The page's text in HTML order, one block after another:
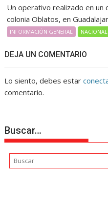
Un operativo realizado en un
colonia Oblatos, en
INFORMACIÓN GENERAL NACIONAL
DEJA UN COMENTARIO
Lo siento, debes estar
comentario.
Buscar…